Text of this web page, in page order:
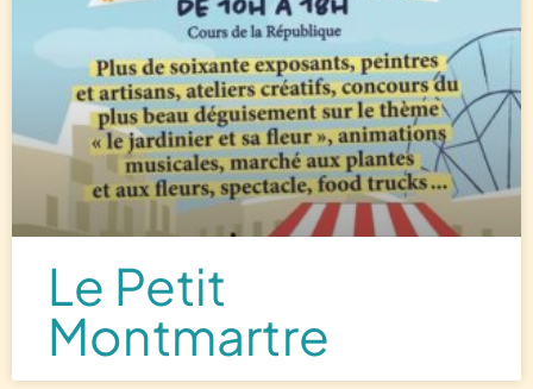
Le Petit
Montmartre